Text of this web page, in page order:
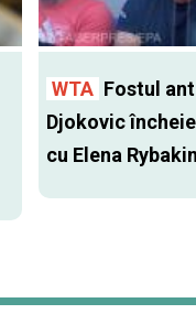
WTA Fostul
Djokovic
cu Elena